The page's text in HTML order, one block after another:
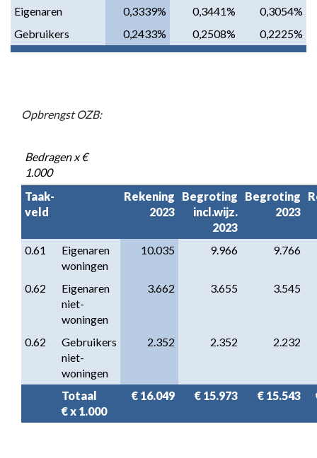
Eigenaren
0,3339% 0,3441%
0,3054%
Gebruikers
0,2433% 0,2508% 0,2225%
Opbrengst OZB:
Bedragen x €
1.000
Taak-
veld
Rekening
2023
Begroting
incl.wijz.
2023
Begroting
2023
0.61
Eigenaren
woningen
10.035 9.966 9.766
0.62
Eigenaren
niet-
woningen
3.662 3.655 3.545
0.62
Gebruikers
niet-
woningen
2.352 2.352 2.232
Totaal
€ x 1.000
€ 16.049 € 15.973 € 15.543